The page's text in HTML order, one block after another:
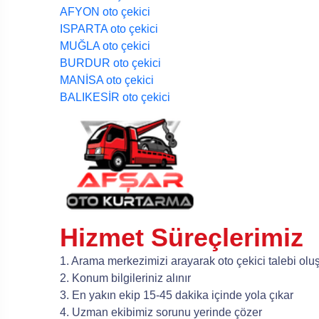
AFYON oto çekici
ISPARTA oto çekici
MUĞLA oto çekici
BURDUR oto çekici
MANİSA oto çekici
BALIKESİR oto çekici
Hizmet Süreçlerimiz
1. Arama merkezimizi arayarak oto çekici talebi
2. Konum bilgileriniz alınır
3. En yakın ekip 15-45 dakika içinde yola çıkar
4. Uzman ekibimiz sorunu yerinde çözer